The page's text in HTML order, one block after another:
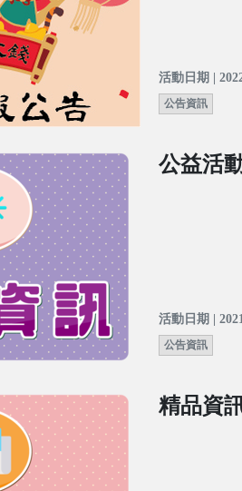
活動日期 |
公告資訊
公益活
活動日期 |
公告資訊
精品資